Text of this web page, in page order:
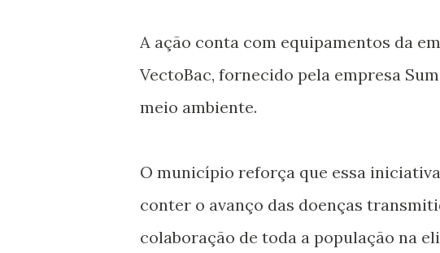
A ação conta com equipamentos da
VectoBac, fornecido pela empresa
meio ambiente.
O município reforça que essa
conter o avanço das doenças
colaboração de toda a população na